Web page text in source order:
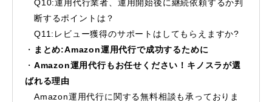
Q10:運用代行業者、運用開始後に継続依頼するか判
断するポイントは？
Q11:レビュー獲得のサポートはしてもらえますか?
まとめ:Amazon運用代行で成功するために
Amazon運用代行もお任せください！キノスラが選
ばれる理由
Amazon運用代行に関する無料相談も承っておりま